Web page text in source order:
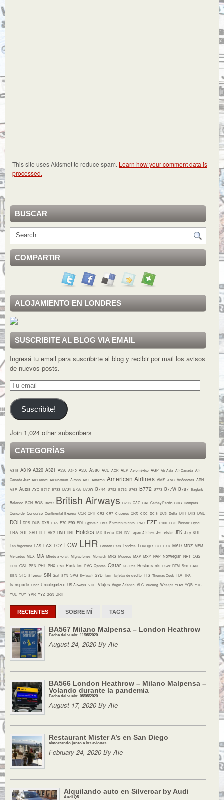
This site uses Akismet to reduce spam. Learn how your comment data is
processed.
BUSCAR
COMPARTIR
ALOJAMIENTO EN LONDRES
SUSCRIBITE AL BLOG VIA EMAIL
Ingresá tu email para suscribirte al blog y recibir por mail los avisos
de nuevos posts.
Tu
Suscribite!
Join 1,024 other subscribers
CATEGORÍAS
A318 A319 A320 A321 A330 A340 A350 A380 ACE ACK AEP Aeroméxico AGP Air Asia Air Canada Air
Canada Jazz Air France Air Nostrum Airbnb AKL Amazon American Airlines AMS ANC Anécdotas ARN
ASP Autos AYQ B717 B733 B734 B738 B73W B744 B752 B762 B763 B772 B773 B77W B787 Bagbnb
Balance BCN BOS Brexit British Airways C206 CAG CAI Cathay Pacific CDG Compras
Concorde Concurso Continental Express COR CPH CR2 CR7 Cruceros CRX CXC DC-8 DC3 Delta DH1 DH3 DME
DOH DPS DUB DXB E45 E70 E90 EDI Egyptair Elvis Entretenimiento EWR EZE F100 FCO Finnair Flybe
FRA GOT GRU HEL HKG HND HNL Hoteles IAD Iberia ICN INV Japan Airlines Jer Jetstar JFK Jucy KUL
Lan Argentina LAS LAX LCY LGW LHR London Pass Londres Lounge LUT LXR MAD MDZ MEM
Mercados MEX MIA Miedo a volar. Migraciones Monarch MRS Museos MXP MXY NAP Norwegian NRT OGG
ORD OSL PEN PHL PHX PMI Postales PVG Qantas Qatar QSuites Restaurants River RTM S20 SAN
SEN SFO Silvercar SIN Sixt STN SVG Swissair SYD Tam Tarjetas de crédito TFS Thomas Cook TLV TPA
transporte Uber Uncategorized US Airways VCE Viajes Virgin Atlantic VLC Vueling Westjet YOW YQB YTS
YUL YUY YVR YYZ ZQN ZRH
RECIENTES SOBRE MÍ TAGS
BA567 Milano Malpensa – London Heathrow
Fecha del vuelo: 11/08/2020
August 24, 2020 By Ale
BA566 London Heathrow – Milano Malpensa –
Volando durante la pandemia
Fecha del vuelo: 08/08/2020
August 17, 2020 By Ale
Restaurant Mister A’s en San Diego
almorzando junto a los aviones.
February 24, 2020 By Ale
Alquilando auto en Silvercar by Audi
Audi Q5